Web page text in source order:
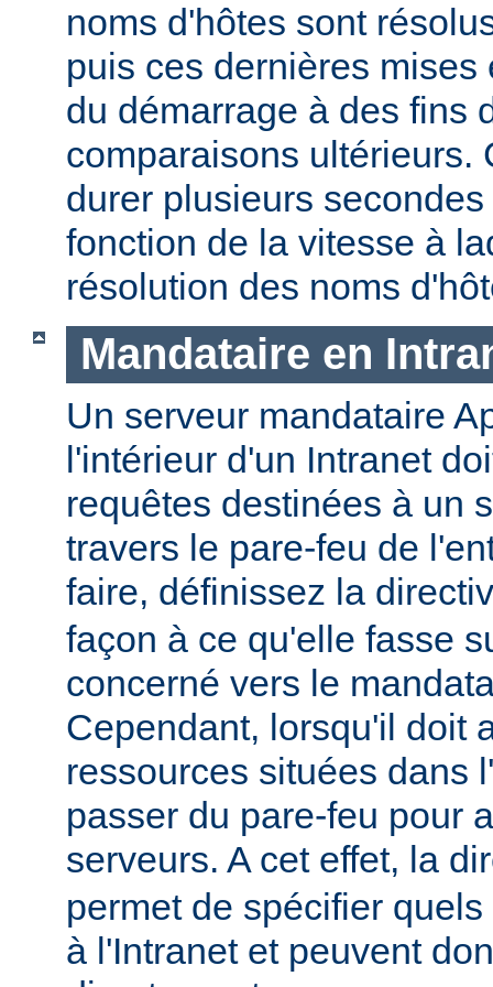
noms d'hôtes sont
puis ces dernières mises
du démarrage à des fins
comparaisons ultérieurs.
durer plusieurs
fonction de la vitesse à
résolution des noms
Mandataire en
Un serveur mandataire
l'intérieur d'un Intranet
requêtes destinées à un
travers le pare-feu de
faire, définissez la
façon à ce qu'elle fasse
concerné vers le
Cependant, lorsqu'il doit
ressources situées dans
passer du pare-feu pour
serveurs. A cet effet, la
permet de spécifier
à l'Intranet et peuvent